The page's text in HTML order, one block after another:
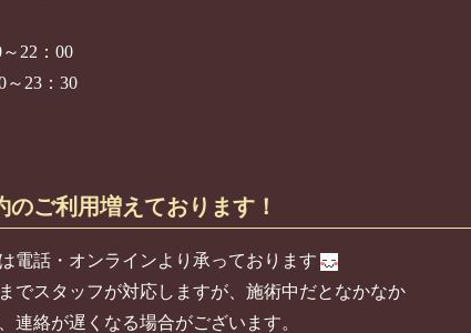
22：00
23：30
のご利用増えております！
電話・オンラインより承っております
でスタッフが対応しますが、施術中だとなかなか
連絡が遅くなる場合がございます。